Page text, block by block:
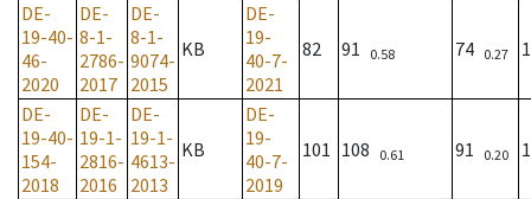
DE-
19-40-
46-
2020
DE-
8-1-
2786-
2017
DE-
8-1-
9074-
2015
KB
DE-
19-
40-7-
2021
82 91 0.58 74 0.27 1
DE-
19-40-
154-
2018
DE-
19-1-
2816-
2016
DE-
19-1-
4613-
2013
KB
DE-
19-
40-7-
2019
101 108 0.61 91 0.20 1